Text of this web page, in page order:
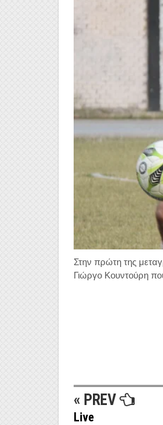
Στην πρώτη της
Γιώργο Κουντούρη
« PREV
Live